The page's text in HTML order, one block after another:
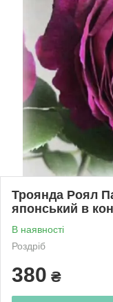
Троянда Роял
японський в
В наявності
Роздріб
380 ₴